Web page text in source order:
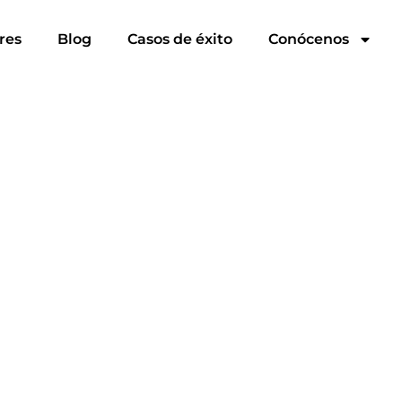
Blog Casos de éxito Conócenos